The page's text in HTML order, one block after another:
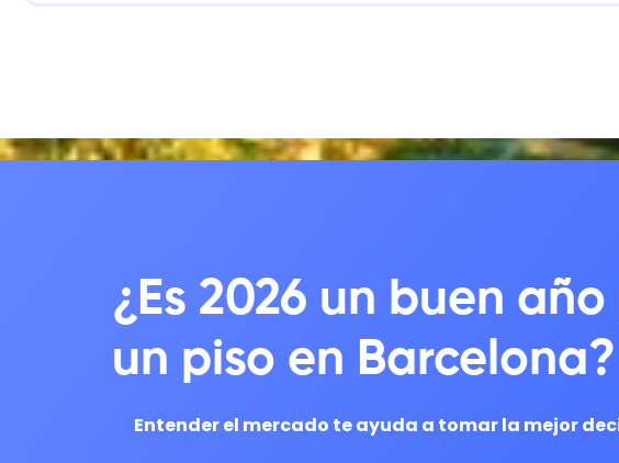
¿Es 2026 un buen
un piso en Barcelona?
Entender el mercado te ayuda a tomar la mejor